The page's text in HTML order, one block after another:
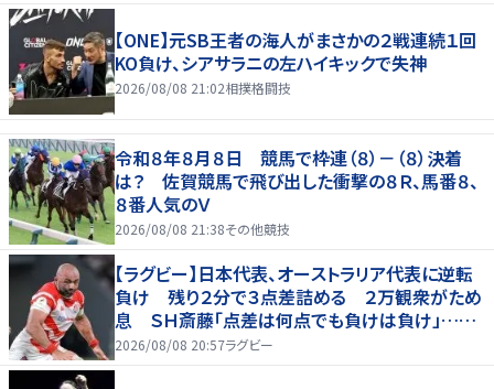
【ONE】元SB王者の海人がまさかの２戦連続１回
KO負け、シアサラニの左ハイキックで失神
2026/08/08 21:02相撲格闘技
令和８年８月８日 競馬で枠連（８）－（８）決着
は？ 佐賀競馬で飛び出した衝撃の８Ｒ、馬番８、
８番人気のＶ
2026/08/08 21:38その他競技
【ラグビー】日本代表、オーストラリア代表に逆転
負け 残り２分で３点差詰める ２万観衆がため
息 ＳＨ斎藤「点差は何点でも負けは負け」…前
半にＳＯ伊藤龍が先制トライ、３２ー３５で惜敗
2026/08/08 20:57ラグビー